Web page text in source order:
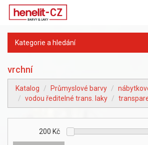
Kategorie a hledání
vrchní
Katalog Průmyslové barvy
vodou ředitelné trans. laky
200 Kč